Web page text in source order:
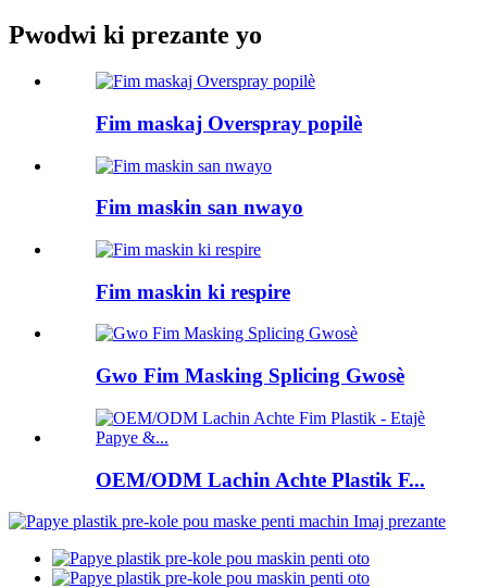
Pwodwi ki prezante yo
Fim maskaj Overspray popilè
Fim maskin san nwayo
Fim maskin ki respire
Gwo Fim Masking Splicing Gwosè
OEM/ODM Lachin Achte Plastik F...